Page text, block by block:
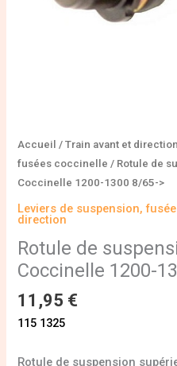
Accueil /Train avant et direction
fusées coccinelle / Rotule de
Coccinelle 1200-1300 8/65->
Leviers de suspension,
direction
Rotule de
Coccinelle 1200-
11,95 €
115 1325
Rotule de suspension